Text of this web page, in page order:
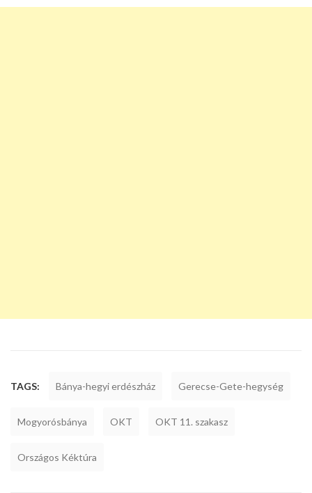
TAGS: Bánya-hegyi erdészház Gerecse-Gete-hegység
Mogyorósbánya OKT OKT 11. szakasz
Országos Kéktúra